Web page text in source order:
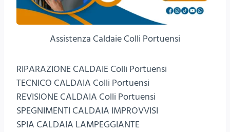
Assistenza Caldaie Colli Portuensi
RIPARAZIONE CALDAIE Colli Portuensi
TECNICO CALDAIA Colli Portuensi
REVISIONE CALDAIA Colli Portuensi
SPEGNIMENTI CALDAIA IMPROVVISI
SPIA CALDAIA LAMPEGGIANTE